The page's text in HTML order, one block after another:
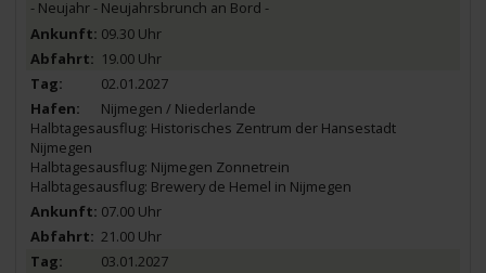
- Neujahr - Neujahrsbrunch an Bord -
09.30 Uhr
19.00 Uhr
02.01.2027
Nijmegen / Niederlande
Halbtagesausflug: Historisches Zentrum der Hansestadt
Nijmegen
Halbtagesausflug: Nijmegen Zonnetrein
Halbtagesausflug: Brewery de Hemel in Nijmegen
07.00 Uhr
21.00 Uhr
03.01.2027